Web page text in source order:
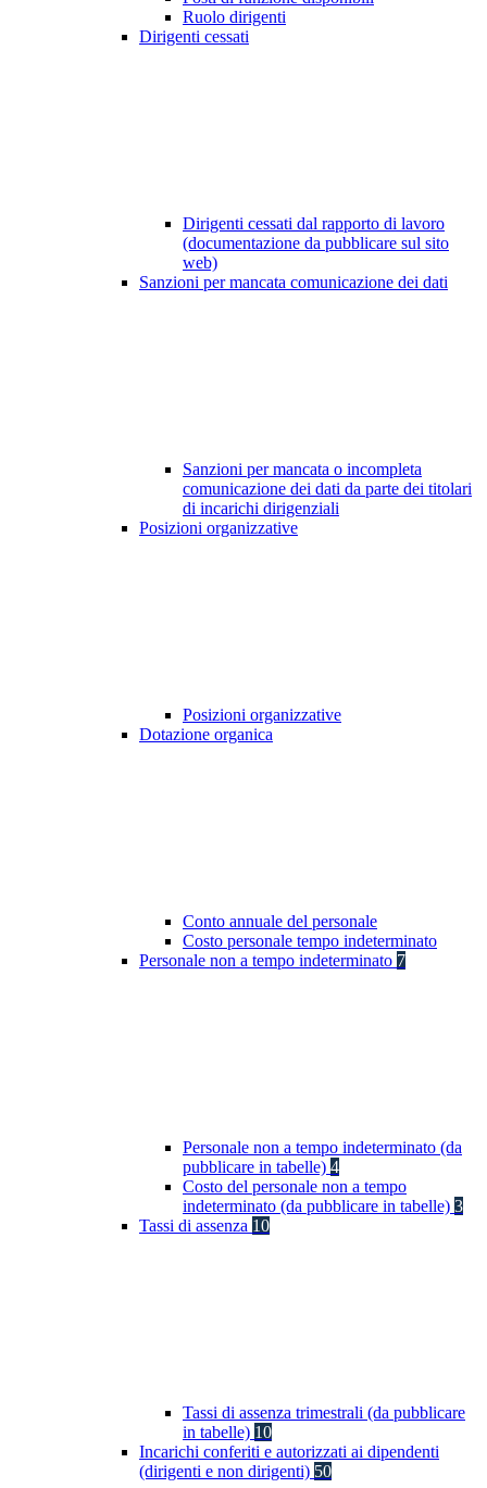
Ruolo dirigenti
Dirigenti cessati
Dirigenti cessati dal rapporto di lavoro
(documentazione da pubblicare sul sito
web)
Sanzioni per mancata comunicazione dei dati
Sanzioni per mancata o incompleta
comunicazione dei dati da parte dei titolari
di incarichi dirigenziali
Posizioni organizzative
Posizioni organizzative
Dotazione organica
Conto annuale del personale
Costo personale tempo indeterminato
Personale non a tempo indeterminato 7
Personale non a tempo indeterminato (da
pubblicare in tabelle) 4
Costo del personale non a tempo
indeterminato (da pubblicare in tabelle) 3
Tassi di assenza 10
Tassi di assenza trimestrali (da pubblicare
in tabelle) 10
Incarichi conferiti e autorizzati ai dipendenti
(dirigenti e non dirigenti) 50